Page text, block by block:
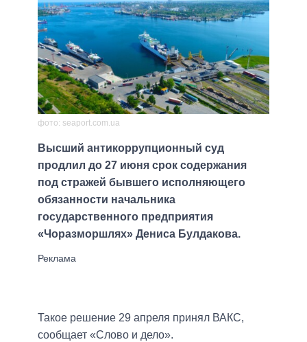
фото: seaport.com.ua
Высший антикоррупционный суд
продлил до 27 июня срок содержания
под стражей бывшего исполняющего
обязанности начальника
государственного предприятия
«Чоразморшлях» Дениса Булдакова.
Такое решение 29 апреля принял ВАКС,
сообщает «Слово и дело».